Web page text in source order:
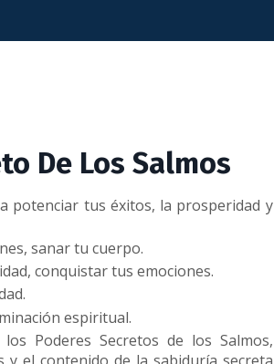
De Los Salmos
potenciar tus éxitos, la prosperidad y
sanar tu cuerpo.
conquistar tus emociones.
espiritual.
Poderes Secretos de los Salmos,